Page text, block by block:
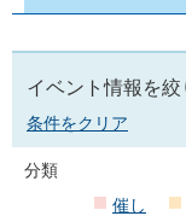
イベント情報を絞
条件をクリア
分類
催し